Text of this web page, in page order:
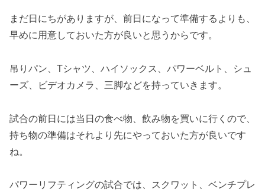
まだ日にちがありますが、前日になって準備するよりも、
早めに用意しておいた方が良いと思うからです。
吊りパン、Tシャツ、ハイソックス、パワーベルト、シュ
ーズ、ビデオカメラ、三脚などを持っていきます。
試合の前日には当日の食べ物、飲み物を買いに行くので、
持ち物の準備はそれより先にやっておいた方が良いです
ね。
パワーリフティングの試合では、スクワット、ベンチプレ